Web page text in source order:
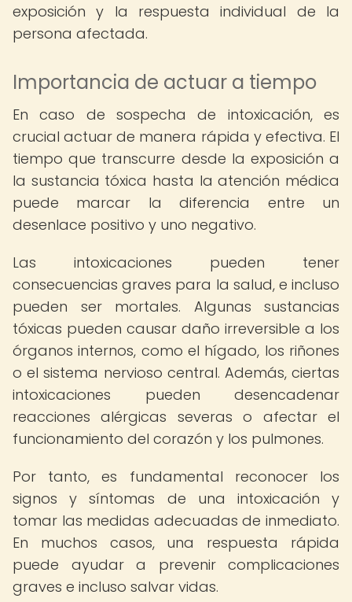
exposición y la respuesta individual de la
persona afectada.
Importancia de actuar a tiempo
En caso de sospecha de intoxicación, es
crucial actuar de manera rápida y efectiva. El
tiempo que transcurre desde la exposición a
la sustancia tóxica hasta la atención médica
puede marcar la diferencia entre un
desenlace positivo y uno negativo.
Las intoxicaciones pueden tener
consecuencias graves para la salud, e incluso
pueden ser mortales. Algunas sustancias
tóxicas pueden causar daño irreversible a los
órganos internos, como el hígado, los riñones
o el sistema nervioso central. Además, ciertas
intoxicaciones pueden desencadenar
reacciones alérgicas severas o afectar el
funcionamiento del corazón y los pulmones.
Por tanto, es fundamental reconocer los
signos y síntomas de una intoxicación y
tomar las medidas adecuadas de inmediato.
En muchos casos, una respuesta rápida
puede ayudar a prevenir complicaciones
graves e incluso salvar vidas.